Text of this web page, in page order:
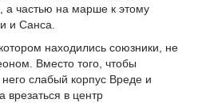
а частью на марше к этому
и Санса.
находились союзники, не
Вместо того, чтобы
слабый корпус Вреде и
в центр